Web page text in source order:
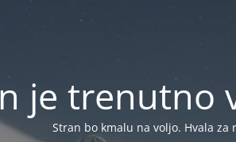
je trenutno
Stran bo kmalu na voljo. Hvala za